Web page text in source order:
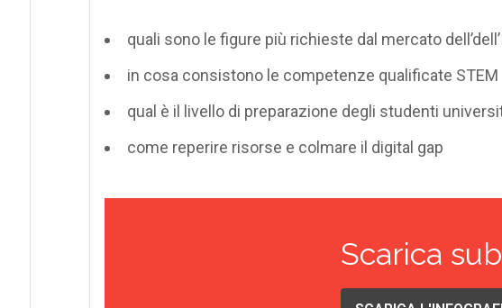
quali sono le figure più richieste dal mercato
in cosa consistono le competenze qualificate STEM
qual è il livello di preparazione degli studenti
come reperire risorse e colmare il digital gap
Scarica